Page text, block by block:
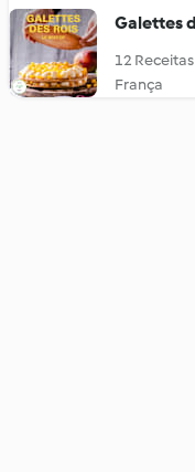
Galettes
12 Receitas
França